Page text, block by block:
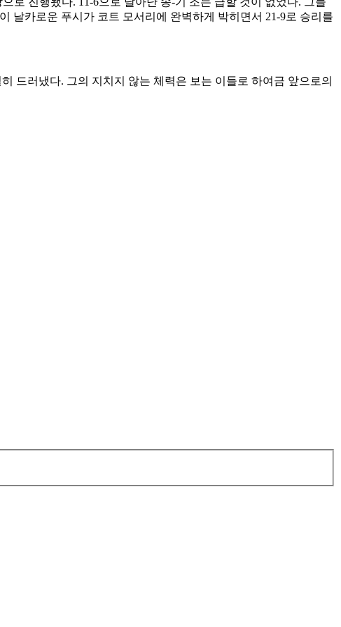
날카로운 푸시가 코트 모서리에 완벽하게 박히면서 21-9로 승리를
드러냈다. 그의 지치지 않는 체력은 보는 이들로 하여금 앞으로의